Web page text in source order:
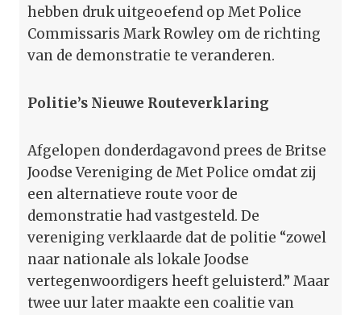
hebben druk uitgeoefend op Met Police
Commissaris Mark Rowley om de richting
van de demonstratie te veranderen.
Politie’s Nieuwe Routeverklaring
Afgelopen donderdagavond prees de Britse
Joodse Vereniging de Met Police omdat zij
een alternatieve route voor de
demonstratie had vastgesteld. De
vereniging verklaarde dat de politie “zowel
naar nationale als lokale Joodse
vertegenwoordigers heeft geluisterd.” Maar
twee uur later maakte een coalitie van